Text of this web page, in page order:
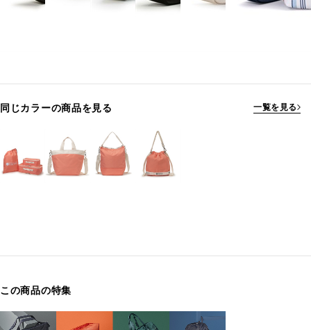
同じカラーの商品を見る 一覧を見る
この商品の特集